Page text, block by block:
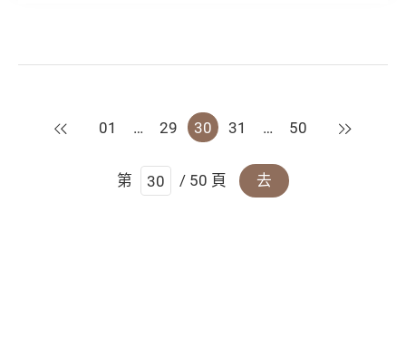
上一頁
01 … 29 30 31 … 50 下一頁
第 / 50 頁 去